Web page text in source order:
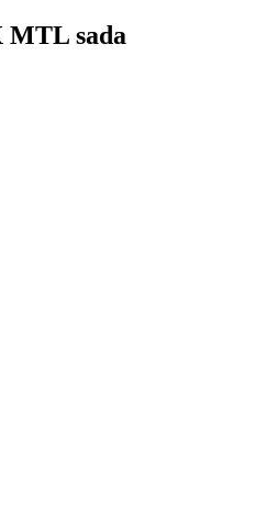
MTL sada